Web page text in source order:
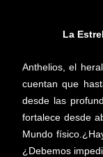
La
Anthelios, el
cuentan que
desde las
fortalece desde
Mundo
¿Debemos